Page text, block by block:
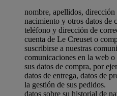
nombre, apellidos,
nacimiento y otros datos de
teléfono y dirección de
cuenta de Le Creuset o
suscribirse a nuestras
comunicaciones en la web o
sus datos de compra, por
datos de entrega, datos de
la gestión de sus pedidos.
datos sobre su historial de